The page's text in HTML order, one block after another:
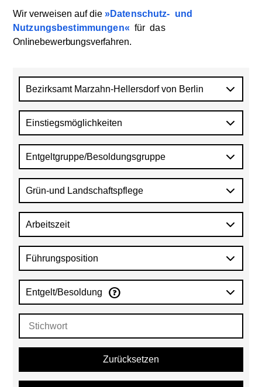
Wir verweisen auf die Datenschutz- und
Nutzungsbestimmungen
für das
Onlinebewerbungsverfahren.
Bezirksamt Marzahn-Hellersdorf von Berlin
Einstiegsmöglichkeiten
Entgeltgruppe/Besoldungsgruppe
Grün-und Landschaftspflege
Arbeitszeit
Führungsposition
Entgelt/Besoldung
Zurücksetzen